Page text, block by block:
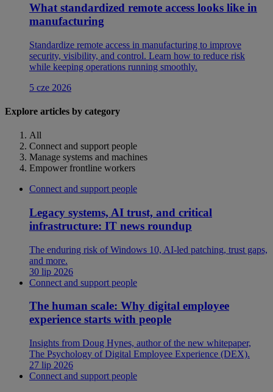
What standardized remote access looks like in
manufacturing
Standardize remote access in manufacturing to improve
security, visibility, and control. Learn how to reduce risk
while keeping operations running smoothly.
5 cze 2026
Explore articles by category
All
Connect and support people
Manage systems and machines
Empower frontline workers
Connect and support people
Legacy systems, AI trust, and critical
infrastructure: IT news roundup
The enduring risk of Windows 10, AI-led patching, trust gaps,
and more.
30 lip 2026
Connect and support people
The human scale: Why digital employee
experience starts with people
Insights from Doug Hynes, author of the new whitepaper,
The Psychology of Digital Employee Experience (DEX).
27 lip 2026
Connect and support people